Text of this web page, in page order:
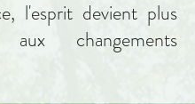
l'esprit devient plus
aux changements